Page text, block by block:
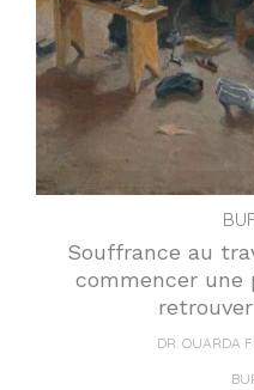
Souffrance au
commencer une
DR. OUARDA